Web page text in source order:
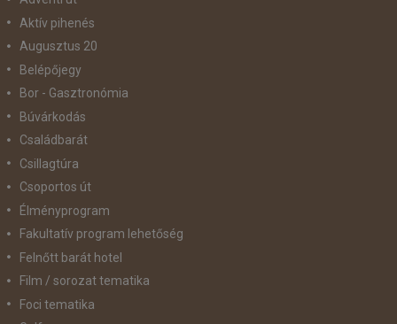
Aktív pihenés
Augusztus 20
Belépőjegy
Bor - Gasztronómia
Búvárkodás
Családbarát
Csillagtúra
Csoportos út
Élményprogram
Fakultatív program lehetőség
Felnőtt barát hotel
Film / sorozat tematika
Foci tematika